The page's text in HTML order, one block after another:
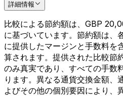
詳細情報
比較による節約額は、GBP
に基づいています。節約額は
に提供したマージンと手数料を
算されます。提供された比較節
のみ真実であり、すべての手数
ります。異なる通貨交換金額、
よびその他の個別要因により、